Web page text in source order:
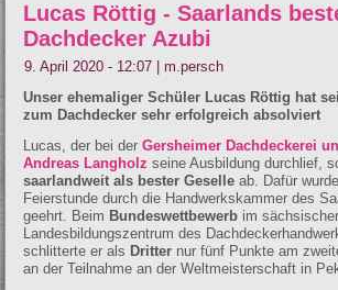
Lucas Röttig - Saarlands
Dachdecker Azubi
9. April 2020 - 12:07 |m.persch
Unser ehemaliger Schüler Lucas Röttig hat
zum Dachdecker sehr erfolgreich absolviert
Lucas, der bei derGersheimer Dachdeckerei
Andreas Langholz seine Ausbildung durchlief,
saarlandweit als bester Geselle ab. Dafür
Feierstunde durch die Handwerkskammer des
geehrt. Beim Bundeswettbewerb im
Landesbildungszentrum des
schlitterte er als Dritter nur fünf Punkte am
an der Teilnahme an der Weltmeisterschaft in